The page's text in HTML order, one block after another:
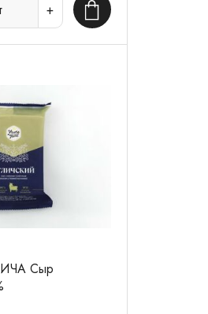
В корзину
Сыр